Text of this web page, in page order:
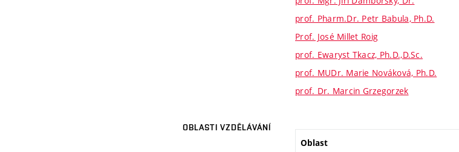
prof. Pharm.Dr. Petr Babula, Ph.D.
Prof. José Millet Roig
prof. Ewaryst Tkacz, Ph.D.,D.Sc.
prof. MUDr. Marie Nováková, Ph.D.
prof. Dr. Marcin Grzegorzek
OBLASTI VZDĚLÁVÁNÍ
Oblast